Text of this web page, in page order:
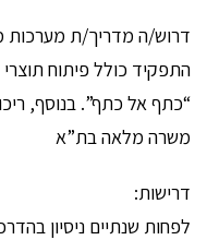
דרוש/ה מדריך/ת מערכות
התפקיד כולל פיתוח
“כתף אל כתף”. בנוסף,
משרה מלאה בת”א
דרישות:
לפחות שנתיים ניסיון